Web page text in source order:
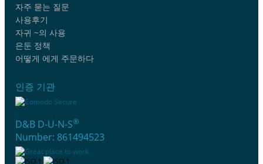
자주 묻는 질문
사용후기
자귀 ~의 사용
은둔 정책
어떻게 에게 주문하다
인증 기관
D&B D-U-N-S®
Number: 861494523